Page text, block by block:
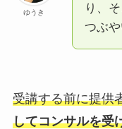
ゆうき
り、
つぶや
受講する前に提供
してコンサルを受